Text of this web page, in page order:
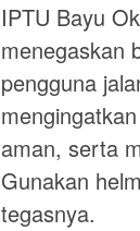
IPTU Bayu
menegaskan
pengguna
aman, serta
Gunakan
tegasnya.